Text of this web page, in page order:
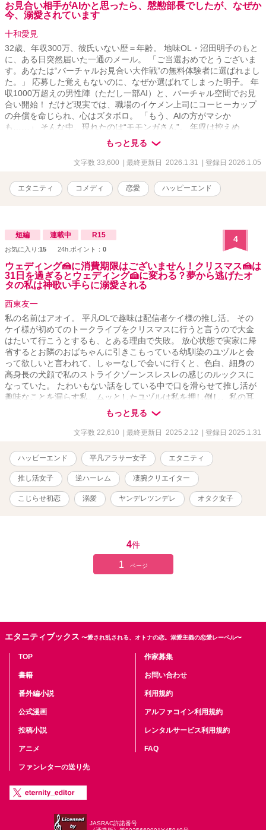
お見合い相手がAIかと思ったら、慇懃部長でしたが、なぜか
今、溺愛されています
十和愛見
32歳、年収300万、彼氏いない歴＝年齢。 地味OL・沼田明子のもと
に、ある日突然届いた一通のメール。 「ご当選おめでとうございま
す。あなたは“バーチャルお見合い大作戦”の無料体験者に選ばれまし
た。」 応募した覚えもないのに、なぜか選ばれてしまった明子。 年
収1000万超えの男性陣（ただし一部AI）と、バーチャル空間でお見
合い開始！ だけど現実では、職場のイケメン上司にコーヒーカップ
の弁償を命じられ、心はズタボロ。 「もう、AIの方がマシか
も……」 そんな中、現れたのは“モモンガさん”。 年収は控えめ
（？）だけど、餃子好きで猫好き、話も合うし、なんだか波長がぴ
ったり。 ついにリアルで会う約束をしたその日、待ち合わせ場所に
現れたのは—— えっ、うそでしょ！？ この人、まさか……AIじゃな
ょっと切ない、そして笑える恋の物語。 登場人物 沼田明子…コール
センター勤めの平凡OL 32歳 愛猫ラブちゃん 佐々木永輝部長…
もっと見る
文字数 33,600 | 最終更新日 2026.1.31 | 登録日 2026.1.05
エタニティ コメディ 恋愛 ハッピーエンド
短編 連載中 R15
お気に入り:15 24h.ポイント： 0
4
ウェディング🍰に消費期限はございません！クリスマス🍰は
31日を過ぎるとウェディング🍰に変わる？夢から逃げたオ
タの私は神歌い手らに溺愛される
西東友一
私の名前はアオイ。 平凡OLで趣味は配信者ケイ様の推し活。 その
ケイ様が初めてのトークライブをクリスマスに行うと言うので大金
はたいて行こうとするも、とある理由で失敗。 放心状態で実家に帰
省するとお隣のおばちゃんに引きこもっている幼馴染のユヅルと会
って欲しいと言われて、しゃーなしで会いに行くと、色白、細身の
高身長の犬顔で私のストライクゾーンスレスレの感じのルックスに
なっていた。 たわいもない話をしている中で口を滑らせて推し活が
趣味なことを漏らす私。ムッとしたユヅルは私を押し倒し、私の耳
元で 「ねぇ、ボクを推してよ」 と甘えた声で囁く。 それだけだった
らいい。 なぜか、ケイ様まで私のことにご執心になって･･････。え
っ、他にも4人も！？ アオイ29歳独身。もうすぐ30歳になるんです
もっと見る
文字数 22,610 | 最終更新日 2025.2.12 | 登録日 2025.1.31
ハッピーエンド 平凡アラサー女子 エタニティ
推し活女子 逆ハーレム 凄腕クリエイター
こじらせ初恋 溺愛 ヤンデレツンデレ オタク女子
4件
1 ページ
エタニティブックス 〜愛され乱される、オトナの恋。溺愛主義の恋愛レーベル〜
TOP
書籍
番外編小説
公式漫画
投稿小説
アニメ
ファンレターの送り先
作家募集
お問い合わせ
利用規約
アルファコイン利用規約
レンタルサービス利用規約
FAQ
JASRAC許諾番号